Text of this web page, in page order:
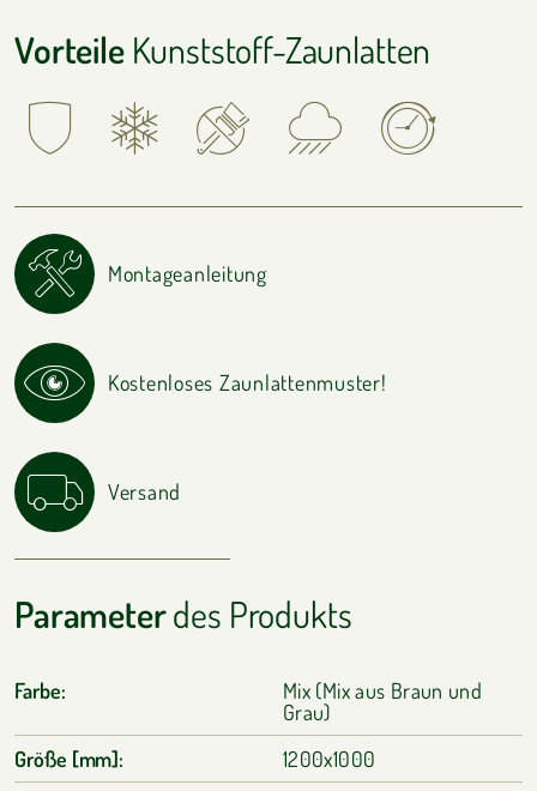
VorteileKunststoff-Zaunlatten
Montageanleitung
Kostenloses Zaunlattenmuster!
Versand
Parameterdes Produkts
Farbe:
Mix (Mix aus Braun und
Grau)
Größe [mm]:
1200x1000